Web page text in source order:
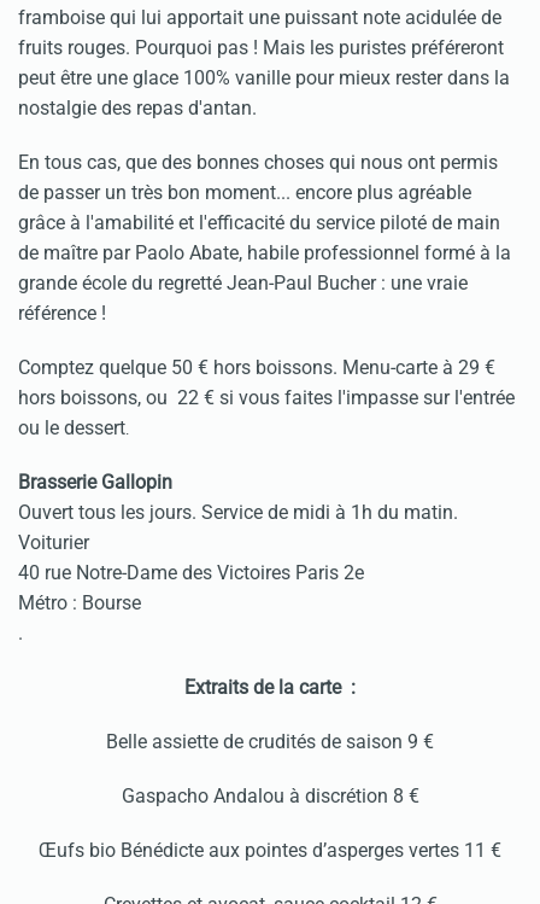
framboise qui lui apportait une puissant note acidulée de
fruits rouges. Pourquoi pas ! Mais les puristes préféreront
peut être une glace 100% vanille pour mieux rester dans la
nostalgie des repas d'antan.
En tous cas, que des bonnes choses qui nous ont permis
de passer un très bon moment... encore plus agréable
grâce à l'amabilité et l'efficacité du service piloté de main
de maître par Paolo Abate, habile professionnel formé à la
grande école du regretté Jean-Paul Bucher : une vraie
référence !
Comptez quelque 50 € hors boissons. Menu-carte à 29 €
hors boissons, ou 22 € si vous faites l'impasse sur l'entrée
ou le dessert.
Brasserie Gallopin
Ouvert tous les jours. Service de midi à 1h du matin.
Voiturier
40 rue Notre-Dame des Victoires Paris 2e
Métro : Bourse
.
Extraits de la carte :
Belle assiette de crudités de saison 9 €
Gaspacho Andalou à discrétion 8 €
Œufs bio Bénédicte aux pointes d’asperges vertes 11 €